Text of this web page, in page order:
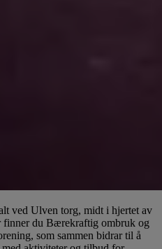
ved Ulven torg, midt i hjertet av
finner du Bærekraftig ombruk og
som sammen bidrar til å